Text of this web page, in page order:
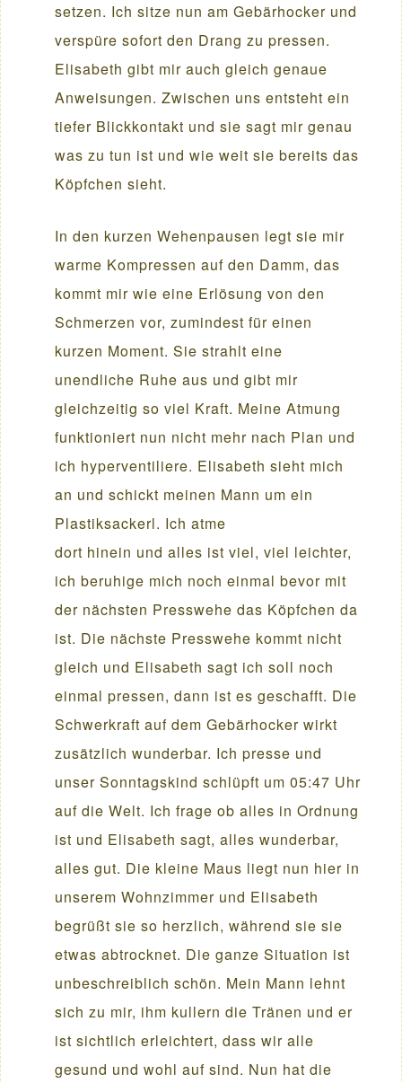
setzen. Ich sitze nun am Gebärhocker und
verspüre sofort den Drang zu pressen.
Elisabeth gibt mir auch gleich genaue
Anweisungen. Zwischen uns entsteht ein
tiefer Blickkontakt und sie sagt mir genau
was zu tun ist und wie weit sie bereits das
Köpfchen sieht.
In den kurzen Wehenpausen legt sie mir
warme Kompressen auf den Damm, das
kommt mir wie eine Erlösung von den
Schmerzen vor, zumindest für einen
kurzen Moment. Sie strahlt eine
unendliche Ruhe aus und gibt mir
gleichzeitig so viel Kraft. Meine Atmung
funktioniert nun nicht mehr nach Plan und
ich hyperventiliere. Elisabeth sieht mich
an und schickt meinen Mann um ein
Plastiksackerl. Ich atme
dort hinein und alles ist viel, viel leichter,
ich beruhige mich noch einmal bevor mit
der nächsten Presswehe das Köpfchen da
ist. Die nächste Presswehe kommt nicht
gleich und Elisabeth sagt ich soll noch
einmal pressen, dann ist es geschafft. Die
Schwerkraft auf dem Gebärhocker wirkt
zusätzlich wunderbar. Ich presse und
unser Sonntagskind schlüpft um 05:47 Uhr
auf die Welt. Ich frage ob alles in Ordnung
ist und Elisabeth sagt, alles wunderbar,
alles gut. Die kleine Maus liegt nun hier in
unserem Wohnzimmer und Elisabeth
begrüßt sie so herzlich, während sie sie
etwas abtrocknet. Die ganze Situation ist
unbeschreiblich schön. Mein Mann lehnt
sich zu mir, ihm kullern die Tränen und er
ist sichtlich erleichtert, dass wir alle
gesund und wohl auf sind. Nun hat die